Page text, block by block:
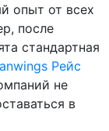
опыт от всех
после
стандартная
Рейс
не
в